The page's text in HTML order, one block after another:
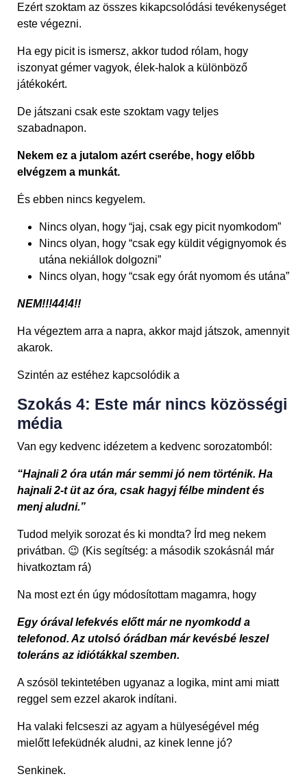
Ezért szoktam az összes kikapcsolódási tevékenységet
este végezni.
Ha egy picit is ismersz, akkor tudod rólam, hogy
iszonyat gémer vagyok, élek-halok a különböző
játékokért.
De játszani csak este szoktam vagy teljes
szabadnapon.
Nekem ez a jutalom azért cserébe, hogy előbb
elvégzem a munkát.
És ebben nincs kegyelem.
Nincs olyan, hogy “jaj, csak egy picit nyomkodom”
Nincs olyan, hogy “csak egy küldit végignyomok és
utána nekiállok dolgozni”
Nincs olyan, hogy “csak egy órát nyomom és utána”
NEM!!!44!4!!
Ha végeztem arra a napra, akkor majd játszok, amennyit
akarok.
Szintén az estéhez kapcsolódik a
Szokás 4: Este már nincs közösségi
média
Van egy kedvenc idézetem a kedvenc sorozatomból:
“Hajnali 2 óra után már semmi jó nem történik. Ha
hajnali 2-t üt az óra, csak hagyj félbe mindent és
menj aludni.”
Tudod melyik sorozat és ki mondta? Írd meg nekem
privátban. 😉 (Kis segítség: a második szokásnál már
hivatkoztam rá)
Na most ezt én úgy módosítottam magamra, hogy
Egy órával lefekvés előtt már ne nyomkodd a
telefonod. Az utolsó órádban már kevésbé leszel
toleráns az idiótákkal szemben.
A szósöl tekintetében ugyanaz a logika, mint ami miatt
reggel sem ezzel akarok indítani.
Ha valaki felcseszi az agyam a hülyeségével még
mielőtt lefeküdnék aludni, az kinek lenne jó?
Senkinek.